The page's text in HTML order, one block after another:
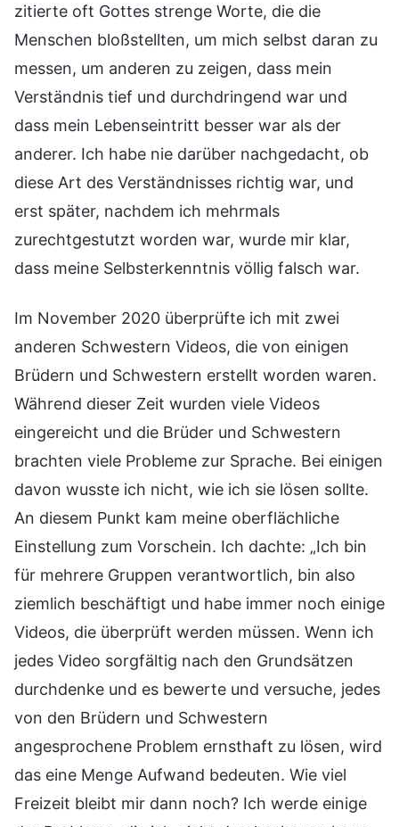
zitierte oft Gottes strenge Worte, die die
Menschen bloßstellten, um mich selbst daran zu
messen, um anderen zu zeigen, dass mein
Verständnis tief und durchdringend war und
dass mein Lebenseintritt besser war als der
anderer. Ich habe nie darüber nachgedacht, ob
diese Art des Verständnisses richtig war, und
erst später, nachdem ich mehrmals
zurechtgestutzt worden war, wurde mir klar,
dass meine Selbsterkenntnis völlig falsch war.
Im November 2020 überprüfte ich mit zwei
anderen Schwestern Videos, die von einigen
Brüdern und Schwestern erstellt worden waren.
Während dieser Zeit wurden viele Videos
eingereicht und die Brüder und Schwestern
brachten viele Probleme zur Sprache. Bei einigen
davon wusste ich nicht, wie ich sie lösen sollte.
An diesem Punkt kam meine oberflächliche
Einstellung zum Vorschein. Ich dachte: „Ich bin
für mehrere Gruppen verantwortlich, bin also
ziemlich beschäftigt und habe immer noch einige
Videos, die überprüft werden müssen. Wenn ich
jedes Video sorgfältig nach den Grundsätzen
durchdenke und es bewerte und versuche, jedes
von den Brüdern und Schwestern
angesprochene Problem ernsthaft zu lösen, wird
das eine Menge Aufwand bedeuten. Wie viel
Freizeit bleibt mir dann noch? Ich werde einige